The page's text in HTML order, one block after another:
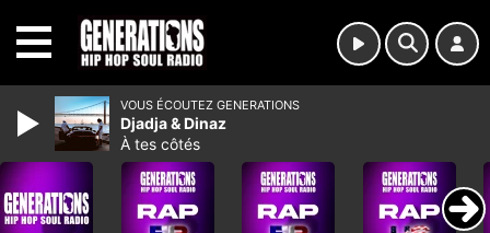
VOUS ÉCOUTEZ GENERATIONS
Djadja & Dinaz
À tes côtés